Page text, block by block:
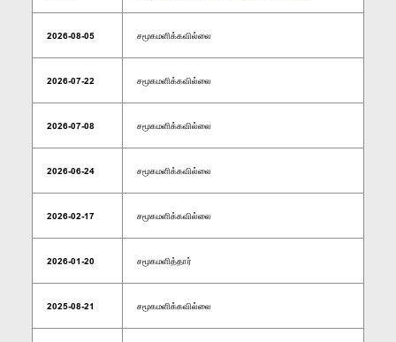
2026-08-05 சமூகமளிக்கவில்லை
2026-07-22 சமூகமளிக்கவில்லை
2026-07-08 சமூகமளிக்கவில்லை
2026-06-24 சமூகமளிக்கவில்லை
2026-02-17 சமூகமளிக்கவில்லை
2026-01-20 சமூகமளித்தார்
2025-08-21 சமூகமளிக்கவில்லை